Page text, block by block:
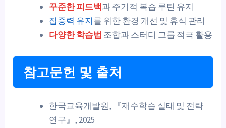
꾸준한 피드백과 주기적 복습 루틴 유지
집중력 유지를 위한 환경 개선 및 휴식 관리
다양한 학습법 조합과 스터디 그룹 적극 활용
참고문헌 및 출처
한국교육개발원, 『재수학습 실태 및 전략
연구』, 2025